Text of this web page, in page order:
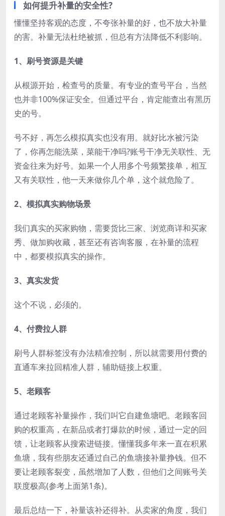
如何提升补量的安全性?
懂懂坚持客观的态度，不夸张补量的好，也不放大补量
的害。补量无法杜绝被抓，但总有方法降低不利影响。
1、刷号资源是关键
从根源开始，检查号的质量。有专业的查号平台，当然
也并非100%保证安全。但通过平台，肯定能查出有黑历
史的号。
号不好，再怎么模拟真实也没有用。就好比水被污染
了，你再怎能洗菜，菜能干净吗?账号干净无关联性、无
资金往来为好号。如果一个人用多个号频繁接单，相互
又有关联性，他一天来做你几个单，这个就危险了。
2、模拟真实购物场景
我们真实的买家购物，需要货比三家、浏览商详和买家
秀、做加购收藏，甚至还有咨询客服，在补量的流程
中，都要模拟真实的操作。
3、真实发货
这个不说，必须的。
4、付费拉人群
刷号人群标签没有办法精准控制，所以就需要用付费的
直通车来拉回精准人群，辅助链接上权重。
5、老顾客
通过老顾客补量操作，我们叫它自建鱼塘吧。老顾客回
购的权重高，在新品或者打爆款的时候，通过一定的回
馈，让老顾客从搜索进链接。懂懂我多年来一直在积累
鱼塘，我有些朋友还通过自己的鱼塘接补量挣钱。但不
要让老顾客裂变，虽然增加了人数，但他们之间账号关
联度极高(参考上面第1条)。
最后总结一下，补量该补还得补。从卖家的角度，我们